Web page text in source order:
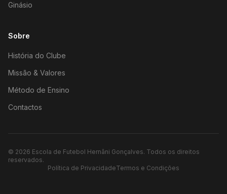
Ginásio
Sobre
História do Clube
Missão & Valores
Método de Ensino
Contactos
© 2026 Escola de Futebol Hernâni Gonçalves. Todos os direitos
reservados.
Política de PrivacidadeTermos e Condições